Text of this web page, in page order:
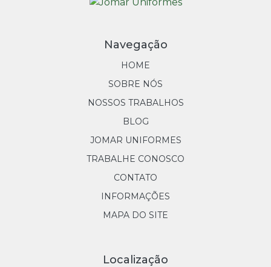
Navegação
HOME
SOBRE NÓS
NOSSOS TRABALHOS
BLOG
JOMAR UNIFORMES
TRABALHE CONOSCO
CONTATO
INFORMAÇÕES
MAPA DO SITE
Localização